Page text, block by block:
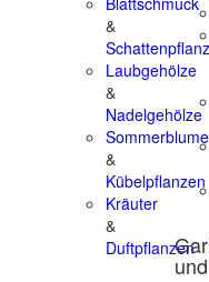
&
Laubgehölze
&
Nadelgehölze
&
Kübelpflanzen
Kräuter
&
Duftpflanzen